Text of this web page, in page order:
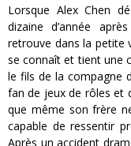
Lorsque Alex Chen
dizaine d’année
retrouve dans la petite
se connaît et tient une
le fils de la compagne
fan de jeux de rôles et
que même son frère
capable de ressentir
Après un accident